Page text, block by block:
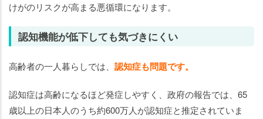
けがのリスクが高まる悪循環になります。
認知機能が低下しても気づきにくい
高齢者の一人暮らしでは、 認知症も問題です。
認知症は高齢になるほど発症しやすく、政府の報告では、65
歳以上の日本人のうち約600万人が認知症と推定されていま